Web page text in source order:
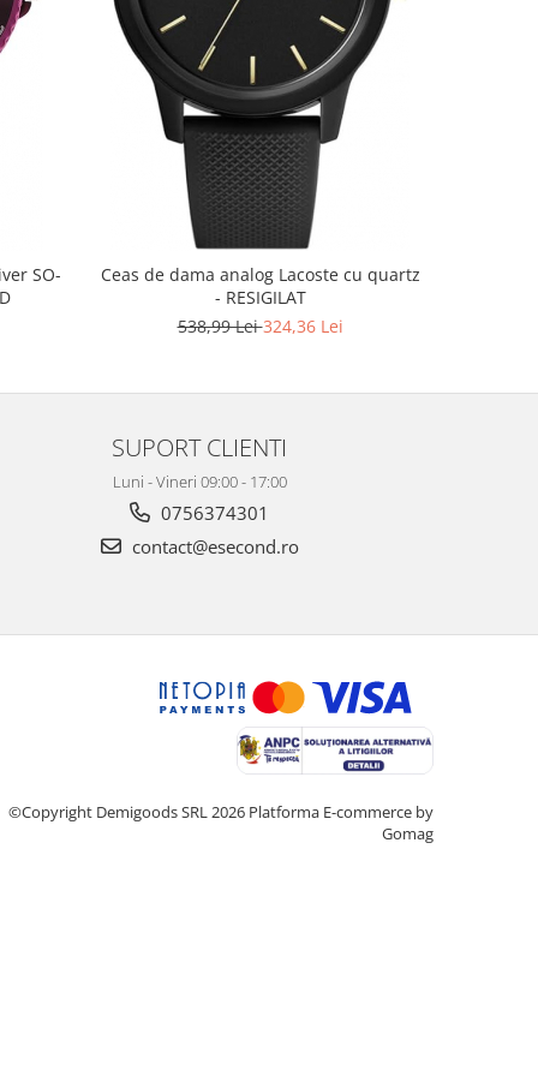
SO-
Ceas de dama analog Lacoste cu quartz
- RESIGILAT
538,99 Lei324,36 Lei
SUPORT CLIENTI
Luni - Vineri 09:00 - 17:00
0756374301
contact@esecond.ro
©Copyright Demigoods SRL 2026 Platforma E-commerce by
Gomag